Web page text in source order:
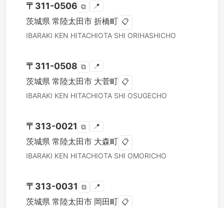
〒 311-0506 ⧉ 📍
茨城県 常陸太田市 折橋町 📋
IBARAKI KEN HITACHIOTA SHI ORIHASHICHO
〒 311-0508 ⧉ 📍
茨城県 常陸太田市 大菅町 📋
IBARAKI KEN HITACHIOTA SHI OSUGECHO
〒 313-0021 ⧉ 📍
茨城県 常陸太田市 大森町 📋
IBARAKI KEN HITACHIOTA SHI OMORICHO
〒 313-0031 ⧉ 📍
茨城県 常陸太田市 岡田町 📋